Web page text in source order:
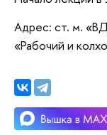
Адрес: ст. м.
«Рабочий и